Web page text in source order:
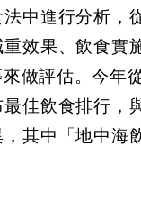
中進行分析，
效果、飲食實
做評估。今年
佳飲食排行，
其中「地中海